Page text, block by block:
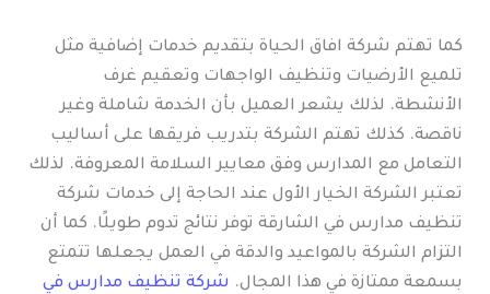
كما تهتم شركة افاق الحياة بتقديم خدمات إضافية مثل
تلميع الأرضيات وتنظيف الواجهات وتعقيم غرف
الأنشطة. لذلك يشعر العميل بأن الخدمة شاملة وغير
ناقصة. كذلك تهتم الشركة بتدريب فريقها على أساليب
التعامل مع المدارس وفق معايير السلامة المعروفة. لذلك
تعتبر الشركة الخيار الأول عند الحاجة إلى خدمات شركة
تنظيف مدارس في الشارقة توفر نتائج تدوم طويلًا. كما أن
التزام الشركة بالمواعيد والدقة في العمل يجعلها تتمتع
بسمعة ممتازة في هذا المجال. شركة تنظيف مدارس في